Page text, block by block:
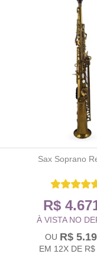
Sax Soprano
R$
À VISTA NO
R$
EM 12X DE